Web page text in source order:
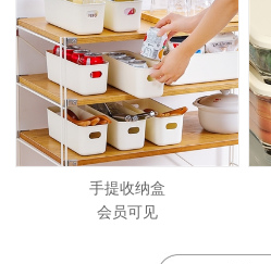
手提收纳盒
会员可见